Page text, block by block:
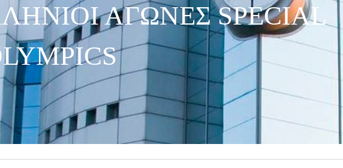
ΑΓΩΝΕΣ SPECIAL